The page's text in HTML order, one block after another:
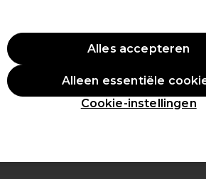
Inspiratie Professionele Awards
Cookie-instellingen
Alleen essentiële
Alles accepteren